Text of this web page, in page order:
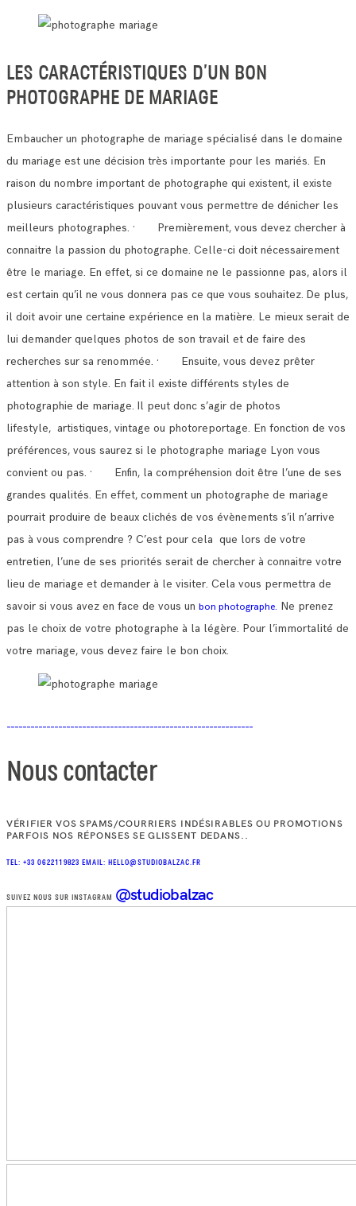
LES CARACTÉRISTIQUES D’UN BON
PHOTOGRAPHE DE MARIAGE
Embaucher un photographe de mariage spécialisé dans le domaine
du mariage est une décision très importante pour les mariés. En
raison du nombre important de photographe qui existent, il existe
plusieurs caractéristiques pouvant vous permettre de dénicher les
meilleurs photographes. · Premièrement, vous devez chercher à
connaitre la passion du photographe. Celle-ci doit nécessairement
être le mariage. En effet, si ce domaine ne le passionne pas, alors il
est certain qu’il ne vous donnera pas ce que vous souhaitez. De plus,
il doit avoir une certaine expérience en la matière. Le mieux serait de
lui demander quelques photos de son travail et de faire des
recherches sur sa renommée. · Ensuite, vous devez prêter
attention à son style. En fait il existe différents styles de
photographie de mariage. Il peut donc s’agir de photos
lifestyle, artistiques, vintage ou photoreportage. En fonction de vos
préférences, vous saurez si le photographe mariage Lyon vous
convient ou pas. · Enfin, la compréhension doit être l’une de ses
grandes qualités. En effet, comment un photographe de mariage
pourrait produire de beaux clichés de vos évènements s’il n’arrive
pas à vous comprendre ? C’est pour cela que lors de votre
entretien, l’une de ses priorités serait de chercher à connaitre votre
lieu de mariage et demander à le visiter. Cela vous permettra de
savoir si vous avez en face de vous un bon photographe. Ne prenez
pas le choix de votre photographe à la légère. Pour l’immortalité de
votre mariage, vous devez faire le bon choix.
Nous contacter
VÉRIFIER VOS SPAMS/COURRIERS INDÉSIRABLES OU PROMOTIONS
PARFOIS NOS RÉPONSES SE GLISSENT DEDANS..
TEL: +33 0622119823 EMAIL: HELLO@STUDIOBALZAC.FR
SUIVEZ NOUS SUR INSTAGRAM @studiobalzac